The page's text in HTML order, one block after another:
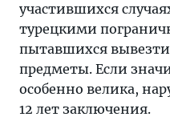
участившихся
турецкими
пытавшихся
предметы. Если
особенно велика,
12 лет заключения.